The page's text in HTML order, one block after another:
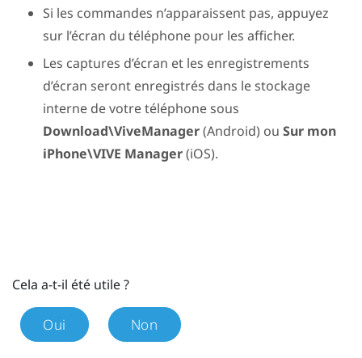
Si les commandes n’apparaissent pas, appuyez
sur l’écran du téléphone pour les afficher.
Les captures d’écran et les enregistrements
d’écran seront enregistrés dans le stockage
interne de votre téléphone sous
Download\ViveManager(Android) ouSur mon
iPhone\VIVE Manager(iOS).
Cela a-t-il été utile ?
Oui Non